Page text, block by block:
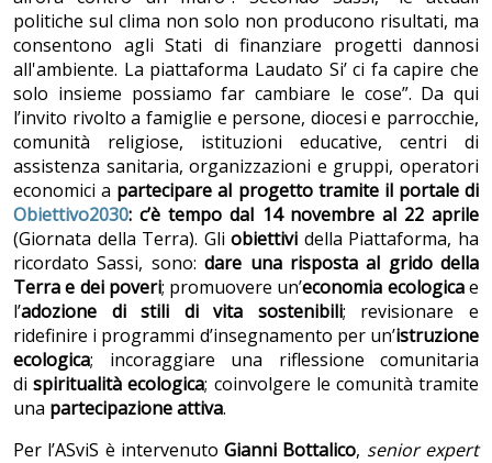
politiche sul clima non solo non producono risultati, ma
consentono agli Stati di finanziare progetti dannosi
all'ambiente. La piattaforma Laudato Si’ ci fa capire che
solo insieme possiamo far cambiare le cose”. Da qui
l’invito rivolto a famiglie e persone, diocesi e parrocchie,
comunità religiose, istituzioni educative, centri di
assistenza sanitaria, organizzazioni e gruppi, operatori
economici a partecipare al progetto tramite il portale di
Obiettivo2030: c’è tempo dal 14 novembre al 22 aprile
(Giornata della Terra). Gliobiettivi della Piattaforma, ha
ricordato Sassi, sono:dare una risposta al grido della
Terra e dei poveri; promuovere un’economia ecologicae
l’adozione di stili di vita sostenibili; revisionare e
ridefinire i programmi d’insegnamento per un’istruzione
ecologica; incoraggiare una riflessione comunitaria
dispiritualità ecologica; coinvolgere le comunità tramite
una partecipazione attiva.
Per l’ASviS è intervenutoGianni Bottalico, senior expert